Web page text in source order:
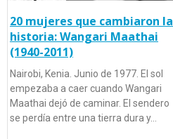
20 mujeres que cambiaron la
historia: Wangari Maathai
(1940-2011)
Nairobi, Kenia. Junio de 1977. El sol
empezaba a caer cuando Wangari
Maathai dejó de caminar. El sendero
se perdía entre una tierra dura y…